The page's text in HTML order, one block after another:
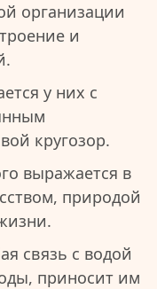
организации
и
у них с
кругозор.
выражается в
природой
связь с водой
приносит им